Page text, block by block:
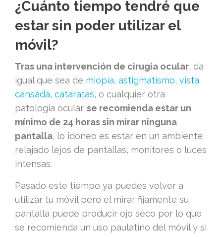
¿Cuánto tiempo tendré que
estar sin poder utilizar el
móvil?
Tras una intervención de cirugía ocular, da
igual que sea de miopía, astigmatismo, vista
cansada, cataratas, o cualquier otra
patología ocular, se recomienda estar un
mínimo de 24 horas sin mirar ninguna
pantalla, lo idóneo es estar en un ambiente
relajado lejos de pantallas, monitores o luces
intensas.
Pasado este tiempo ya puedes volver a
utilizar tu móvil pero el mirar fijamente su
pantalla puede producir ojo seco por lo que
se recomienda un uso paulatino del móvil y si